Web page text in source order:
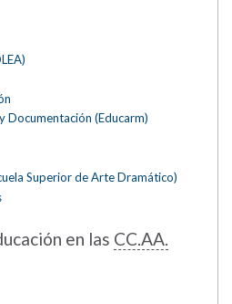
Documentación (Educarm)
Superior de Arte Dramático)
en las CC.AA.